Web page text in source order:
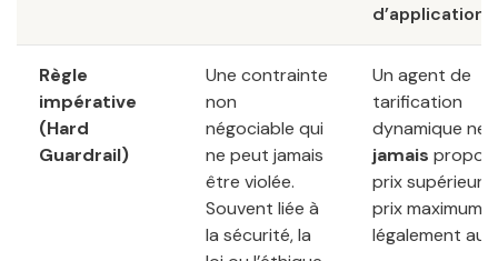
d’application
Règle
impérative
(Hard
Guardrail)
Une contrainte
non
négociable qui
ne peut jamais
être violée.
Souvent liée à
la sécurité, la
Un agent de
tarification
dynamique ne
jamais
prix supérieur
prix maximum
légalement